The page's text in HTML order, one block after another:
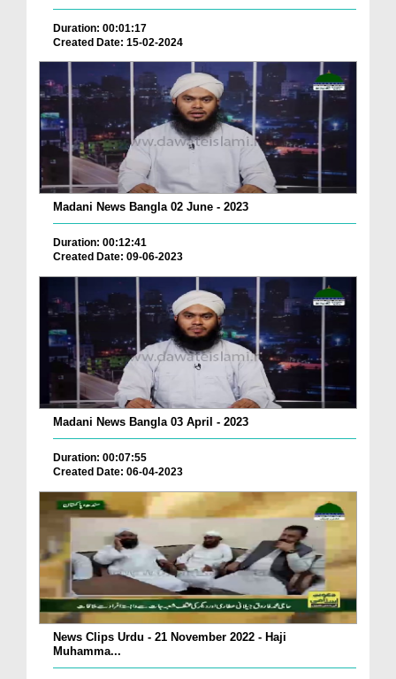
Duration: 00:01:17
Created Date: 15-02-2024
Madani News Bangla 02 June - 2023
Duration: 00:12:41
Created Date: 09-06-2023
Madani News Bangla 03 April - 2023
Duration: 00:07:55
Created Date: 06-04-2023
News Clips Urdu - 21 November 2022 - Haji
Muhamma...